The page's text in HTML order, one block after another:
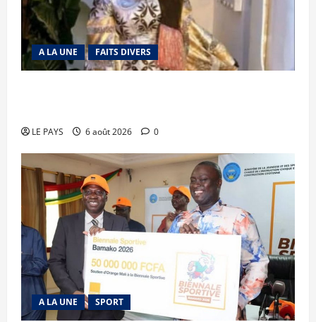
A LA UNE FAITS DIVERS
LE PAYS 6 août 2026 0
A LA UNE SPORT